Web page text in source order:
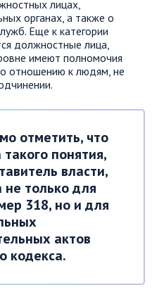
лицах,
органах, а также о
Еще к категории
должностные лица,
имеют полномочия
отношению к людям, не
отметить, что
такого понятия,
власти,
не только для
318, но и для
актов
кодекса.